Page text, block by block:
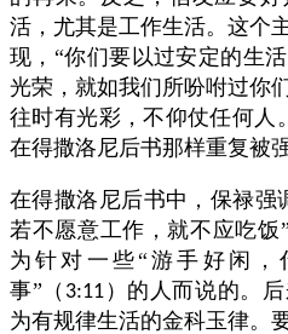
活，尤其是工作生活。这个
现，“你们要以过安定的生
光荣，就如我们所吩咐过你
往时有光彩，不仰仗任何人
在得撒洛尼后书那样重复被强
在得撒洛尼后书中，保禄强
若不愿意工作，就不应吃饭
为针对一些“游手好闲，
事”（ 3:11）的人而说的。
为有规律生活的金科玉律。